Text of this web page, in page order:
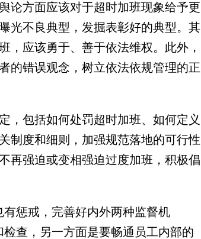
方面应该对于超时加班现象给予更
光不良典型，发掘表彰好的典型。其
，应该勇于、善于依法维权。此外，
的错误观念，树立依法依规管理的正
包括如何处罚超时加班、如何定义
制度和细则，加强规范落地的可行性
再强迫或变相强迫过度加班，积极倡
惩戒，完善好内外两种监督机
查，另一方面是要畅通员工内部的